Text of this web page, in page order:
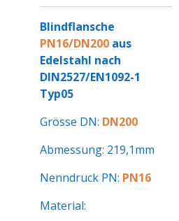
Blindflansche
PN16/DN200 aus
Edelstahl nach
DIN2527/EN1092-1
Typ05
Grösse DN: DN200
Abmessung: 219,1mm
Nenndruck PN: PN16
Material: